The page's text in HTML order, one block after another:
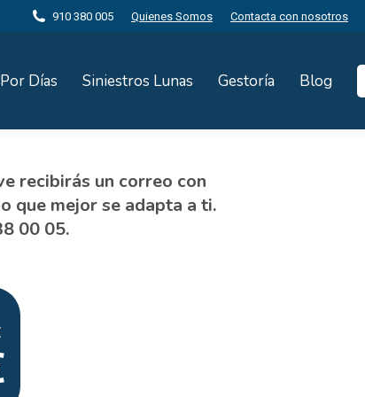
910 380 005 Quienes Somos Contacta con nosotros
Por Días Siniestros Lunas Gestoría Blog